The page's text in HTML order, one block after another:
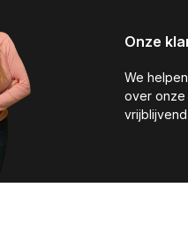
Onze
We
over onze